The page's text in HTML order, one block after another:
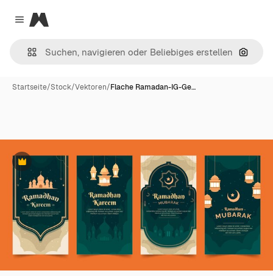
Close menu
Magnific
Nach
Startseite/Stock/Vektoren/Flache Ramadan-IG-Ge…
Premium